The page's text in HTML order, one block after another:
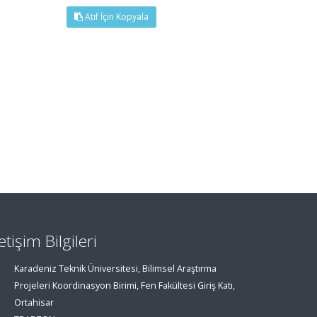
Atıf İçin Kopyala
Bilgileri
Karadeniz Teknik Üniversitesi, Bilimsel Araştırma
Projeleri Koordinasyon Birimi, Fen Fakültesi Giriş Katı,
Ortahisar